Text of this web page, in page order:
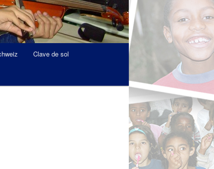
Clave de sol